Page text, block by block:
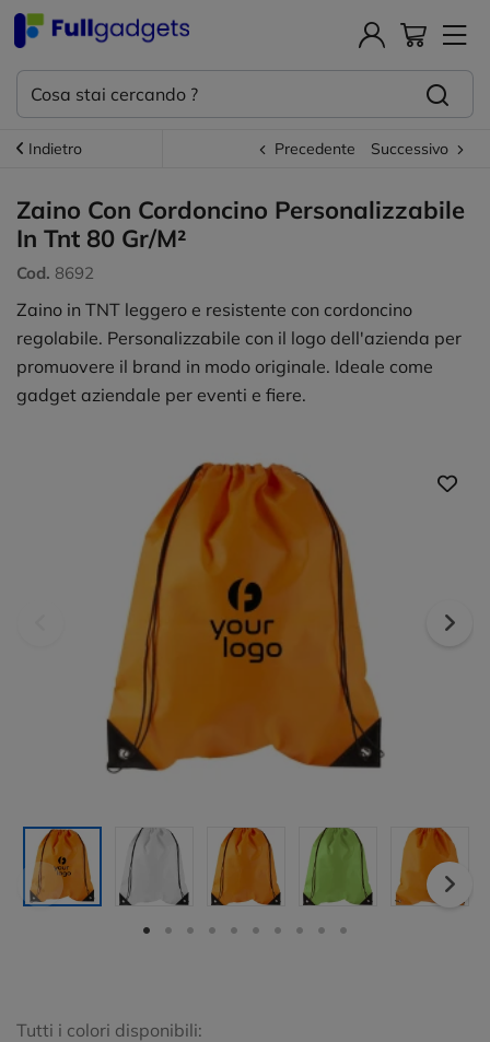
Indietro Precedente Successivo
Zaino Con Cordoncino Personalizzabile
In Tnt 80 Gr/M²
Cod. 8692
Zaino in TNT leggero e resistente con cordoncino
regolabile. Personalizzabile con il logo dell'azienda per
promuovere il brand in modo originale. Ideale come
gadget aziendale per eventi e fiere.
Tutti i colori disponibili: